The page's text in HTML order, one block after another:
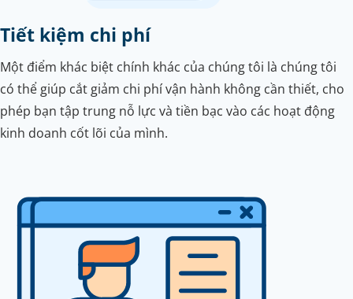
Tiết kiệm chi phí
Một điểm khác biệt chính khác của chúng tôi là chúng tôi
có thể giúp cắt giảm chi phí vận hành không cần thiết, cho
phép bạn tập trung nỗ lực và tiền bạc vào các hoạt động
kinh doanh cốt lõi của mình.